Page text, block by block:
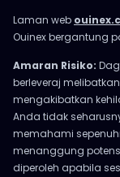
Laman web
Ouinex bergantung
Amaran Risiko:
berleveraj
mengakibatkan
Anda tidak
memahami
menanggung
diperoleh apabila